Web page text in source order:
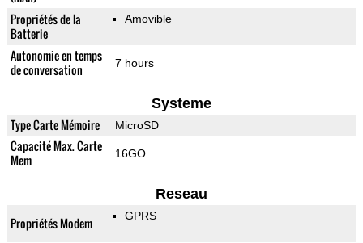
Propriétés de la
Batterie
Amovible
Autonomie en temps
de conversation
7 hours
Systeme
Type Carte Mémoire MicroSD
Capacité Max. Carte
Mem
16GO
Reseau
Propriétés Modem GPRS